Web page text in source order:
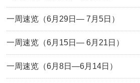
一周速览（6月29日— 7月5日）
一周速览（6月15日— 6月21日）
一周速览（6月8日—6月14日）